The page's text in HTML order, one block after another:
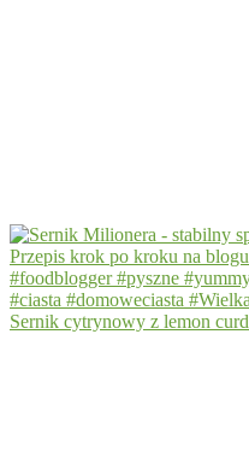
Sernik cytrynowy z lemon